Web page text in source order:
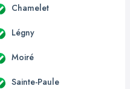
Chamelet
Légny
Moiré
Sainte-Paule